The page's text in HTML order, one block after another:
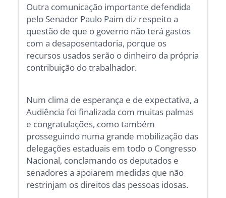
Outra comunicação importante defendida
pelo Senador Paulo Paim diz respeito a
questão de que o governo não terá gastos
com a desaposentadoria, porque os
recursos usados serão o dinheiro da própria
contribuição do trabalhador.
Num clima de esperança e de expectativa, a
Audiência foi finalizada com muitas palmas
e congratulações, como também
prosseguindo numa grande mobilização das
delegações estaduais em todo o Congresso
Nacional, conclamando os deputados e
senadores a apoiarem medidas que não
restrinjam os direitos das pessoas idosas.